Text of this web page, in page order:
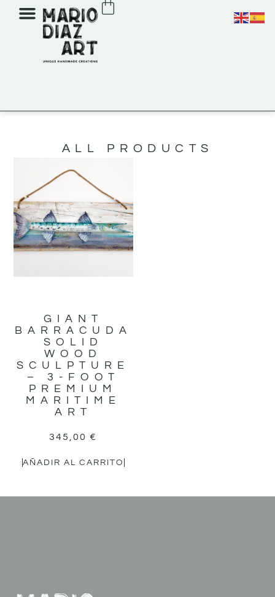
ALL PRODUCTS
GIANT
BARRACUDA
SOLID
WOOD
SCULPTURE
– 3-FOOT
PREMIUM
MARITIME
ART
345,00€
AÑADIR AL CARRITO